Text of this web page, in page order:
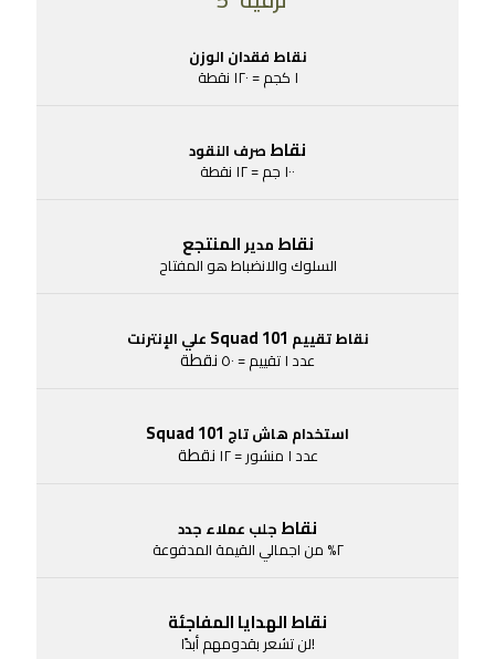
نقاط فقدان الوزن
١ كجم = ١٢٠ نقطة
نقاط صرف النقود
١٠٠ جم = ١٢ نقطة
نقاط مديرالمنتجع
السلوك والانضباط هو المفتاح
نقاط تقييم Squad 101 علي الإنترنت
عدد ١ تقييم = ٥٠
نقطة
استخدام هاش تاج Squad 101
عدد ١ منشور = ١٢ نقطة
نقاط جلب عملاء جدد
٢% من اجمالي القيمة المدفوعة
نقاط الهدايا المفاجئة
!لن تشعر بقدومهم أبدًا